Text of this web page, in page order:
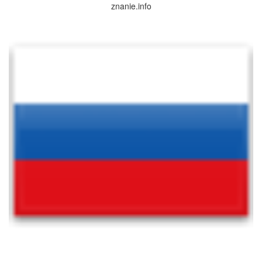
znanie.info